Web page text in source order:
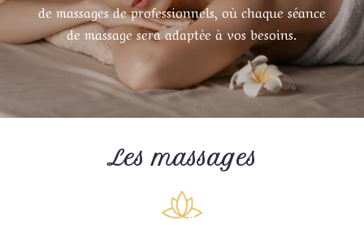
de massages de professionnels, où chaque séance
de massage sera adaptée à vos besoins.
Les massages